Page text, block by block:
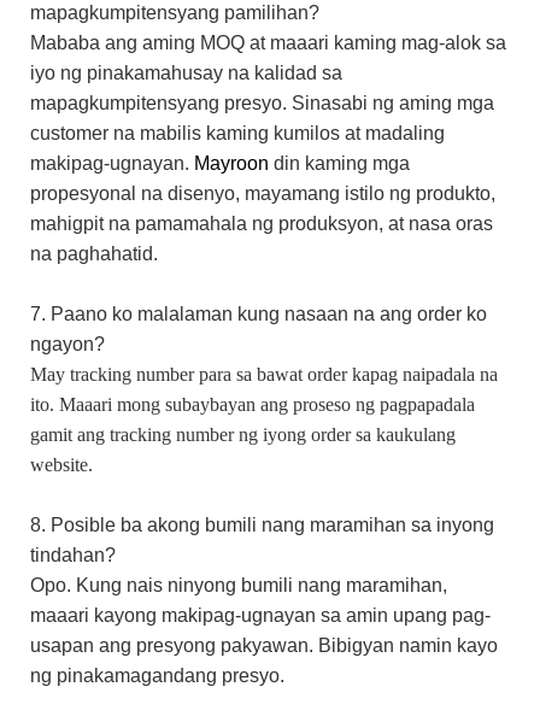
mapagkumpitensyang pamilihan?
Mababa ang aming MOQ at maaari kaming mag-alok sa
iyo ng pinakamahusay na kalidad sa
mapagkumpitensyang presyo. Sinasabi ng aming mga
customer na mabilis kaming kumilos at madaling
makipag-ugnayan. Mayroon din kaming mga
propesyonal na disenyo, mayamang istilo ng produkto,
mahigpit na pamamahala ng produksyon, at nasa oras
na paghahatid.
7. Paano ko malalaman kung nasaan na ang order ko
ngayon?
May tracking number para sa bawat order kapag naipadala na
ito. Maaari mong subaybayan ang proseso ng pagpapadala
gamit ang tracking number ng iyong order sa kaukulang
website.
8. Posible ba akong bumili nang maramihan sa inyong
tindahan?
Opo. Kung nais ninyong bumili nang maramihan,
maaari kayong makipag-ugnayan sa amin upang pag-
usapan ang presyong pakyawan. Bibigyan namin kayo
ng pinakamagandang presyo.